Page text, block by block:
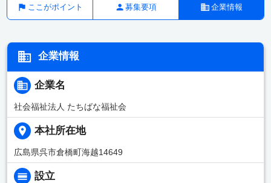
ここがポイント 募集要項 企業情報
企業情報
企業名
社会福祉法人 たちばな福祉会
本社所在地
広島県呉市倉橋町海越14649
設立